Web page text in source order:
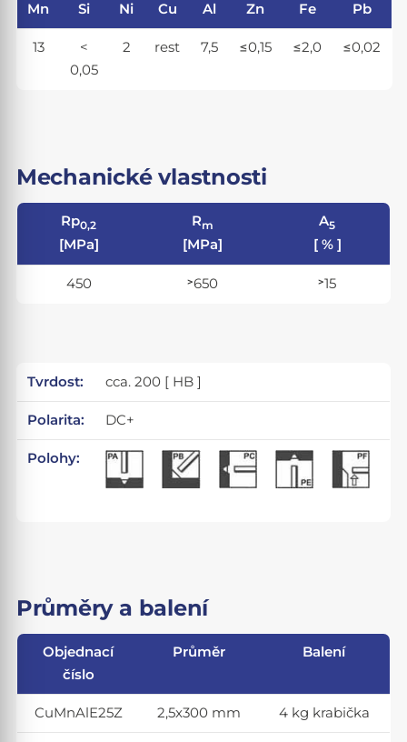
Mn Si Ni Cu Al Zn Fe Pb
13
<
0,05
2 rest 7,5 ≤0,15 ≤2,0 ≤0,02
Mechanické vlastnosti
Rp0,2
[MPa]
Rm
[MPa]
A5
[ % ]
450 ˃650 ˃15
Tvrdost: cca. 200 [ HB ]
Polarita: DC+
Polohy:
Průměry a balení
Objednací
číslo
Průměr Balení
CuMnAlE25Z 2,5x300 mm 4 kg krabička